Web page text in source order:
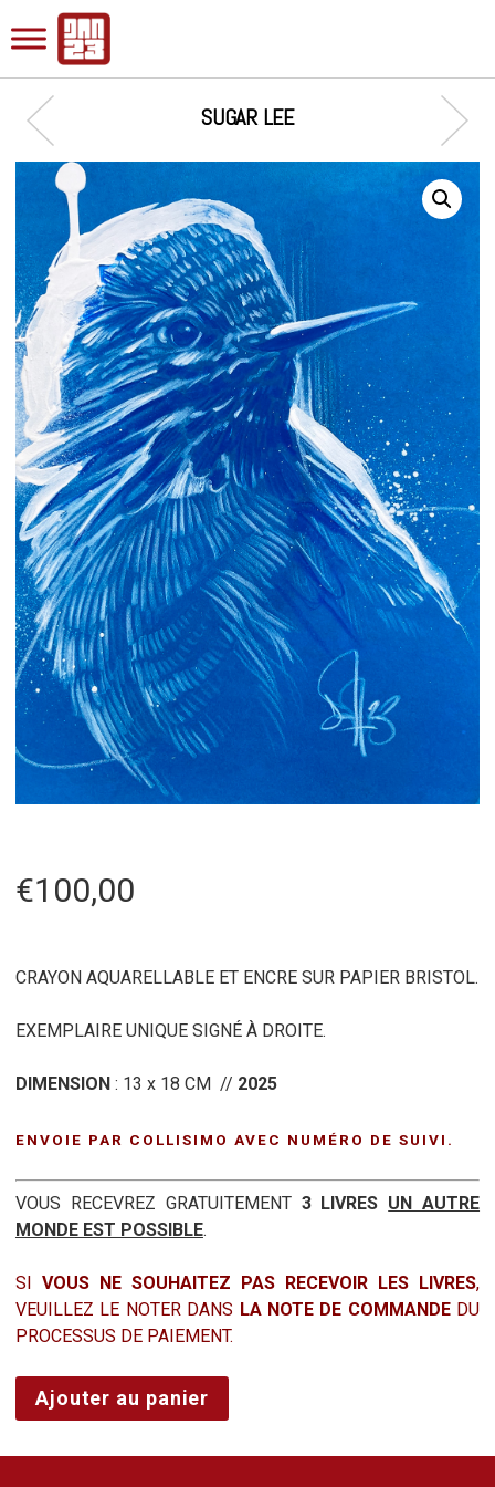
SUGAR LEE
€100,00
CRAYON AQUARELLABLE ET ENCRE SUR PAPIER BRISTOL.
EXEMPLAIRE UNIQUE SIGNÉ À DROITE.
DIMENSION: 13 x 18 CM // 2025
ENVOIE PAR COLLISIMO AVEC NUMÉRO DE SUIVI.
VOUS RECEVREZ GRATUITEMENT 3 LIVRES UN AUTRE
MONDE EST POSSIBLE.
SI VOUS NE SOUHAITEZ PAS RECEVOIR LES LIVRES,
VEUILLEZ LE NOTER DANS LA NOTE DE COMMANDEDU
PROCESSUS DE PAIEMENT.
quantité
de
Ajouter au panier